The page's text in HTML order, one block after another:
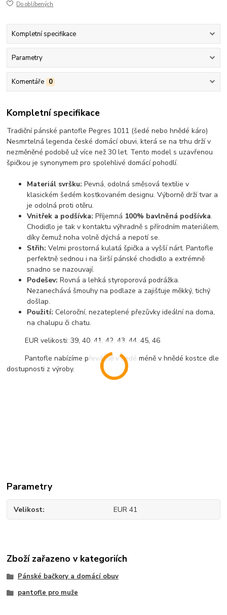
Do oblíbených
Kompletní specifikace
Parametry
Komentáře 0
Kompletní specifikace
Tradiční pánské pantofle Pegres 1011 (šedé nebo hnědé káro)
Nesmrtelná legenda české domácí obuvi, která se na trhu drží v
nezměněné podobě už více než 30 let. Tento model s uzavřenou
špičkou je synonymem pro spolehlivé domácí pohodlí.
Materiál svršku: Pevná, odolná směsová textilie v
klasickém šedém kostkovaném designu. Výborně drží tvar a
je odolná proti otěru.
Vnitřek a podšívka: Příjemná 100% bavlněná podšívka.
Chodidlo je tak v kontaktu výhradně s přírodním materiálem,
díky čemuž noha volně dýchá a nepotí se.
Střih: Velmi prostorná kulatá špička a vyšší nárt. Pantofle
perfektně sednou i na širší pánské chodidlo a extrémně
snadno se nazouvají.
Podešev: Rovná a lehká styroporová podrážka.
Nezanechává šmouhy na podlaze a zajišťuje měkký, tichý
došlap.
Použití: Celoroční, nezateplené přezůvky ideální na doma,
na chalupu či chatu.
EUR velikosti: 39, 40, 41, 42, 43, 44, 45, 46
Pantofle nabízíme převážně v šedé méně v hnědé kostce dle
dostupnosti z výroby.
Parametry
Velikost EUR 41
Zboží zařazeno v kategoriích
Pánské bačkory a domácí obuv
pantofle pro muže